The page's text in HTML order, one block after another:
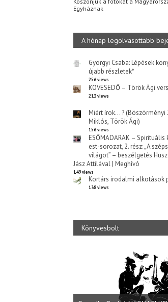
Egyháznak
A hónap legolvasottabb
Györgyi Csaba: Lépések
újabb részletek*
256 views
KÖVESEDŐ – Török Ági
213 views
Miért írok… ? (Böszörményi
Miklós, Török Ági)
156 views
ESŐMADARAK –
est-sorozat, 2. rész: „A
világot” – beszélgetés
Jász Attilával | Meghívó
149 views
Kortárs irodalmi alkotások
138 views
Könyvesbolt